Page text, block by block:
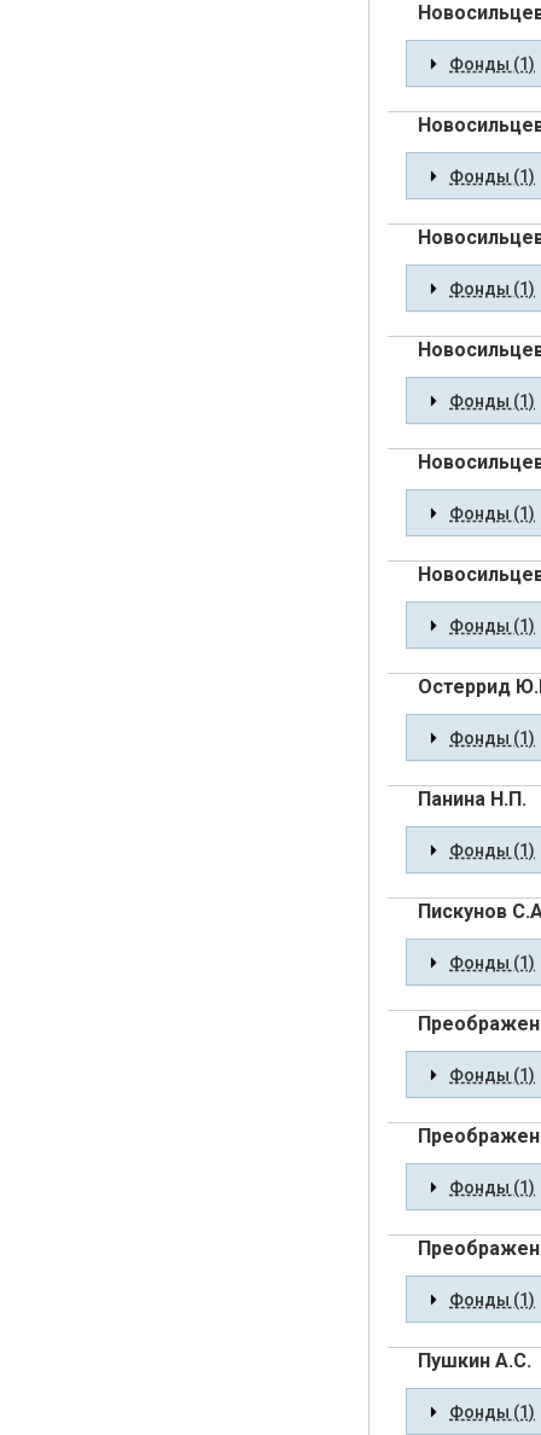
Фонды (1)
Фонды (1)
Фонды (1)
Фонды (1)
Фонды (1)
Фонды (1)
Остеррид
Фонды (1)
Панина Н.П.
Фонды (1)
Пискунов
Фонды (1)
Фонды (1)
Фонды (1)
Фонды (1)
Пушкин А.С.
Фонды (1)